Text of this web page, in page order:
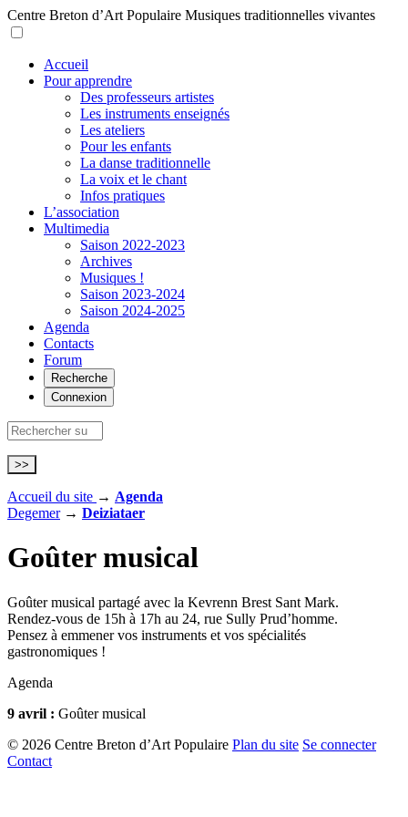
Centre Breton d’Art Populaire Musiques traditionnelles vivantes
Accueil
Pour apprendre
Des professeurs artistes
Les instruments enseignés
Les ateliers
Pour les enfants
La danse traditionnelle
La voix et le chant
Infos pratiques
L’association
Multimedia
Saison 2022-2023
Archives
Musiques !
Saison 2023-2024
Saison 2024-2025
Agenda
Contacts
Forum
Recherche
Connexion
Accueil du site → Agenda
Degemer → Deiziataer
Goûter musical
Goûter musical partagé avec la Kevrenn Brest Sant Mark.
Rendez-vous de 15h à 17h au 24, rue Sully Prud’homme.
Pensez à emmener vos instruments et vos spécialités
gastronomiques !
Agenda
9 avril : Goûter musical
© 2026 Centre Breton d’Art Populaire Plan du site Se connecter
Contact